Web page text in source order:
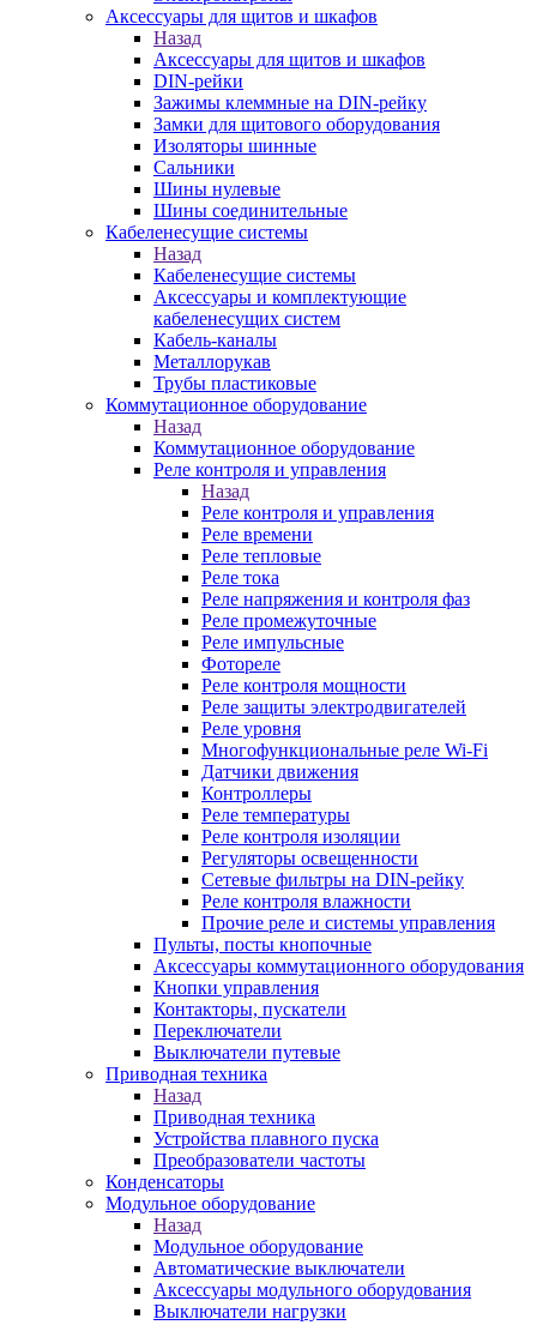
Аксессуары для щитов и шкафов
Назад
Аксессуары для щитов и шкафов
DIN-рейки
Зажимы клеммные на DIN-рейку
Замки для щитового оборудования
Изоляторы шинные
Сальники
Шины нулевые
Шины соединительные
Кабеленесущие системы
Назад
Кабеленесущие системы
Аксессуары и комплектующие
кабеленесущих систем
Кабель-каналы
Металлорукав
Трубы пластиковые
Коммутационное оборудование
Назад
Коммутационное оборудование
Реле контроля и управления
Назад
Реле контроля и управления
Реле времени
Реле тепловые
Реле тока
Реле напряжения и контроля фаз
Реле промежуточные
Реле импульсные
Фотореле
Реле контроля мощности
Реле защиты электродвигателей
Реле уровня
Многофункциональные реле Wi-Fi
Датчики движения
Контроллеры
Реле температуры
Реле контроля изоляции
Регуляторы освещенности
Сетевые фильтры на DIN-рейку
Реле контроля влажности
Прочие реле и системы управления
Пульты, посты кнопочные
Аксессуары коммутационного оборудования
Кнопки управления
Контакторы, пускатели
Переключатели
Выключатели путевые
Приводная техника
Назад
Приводная техника
Устройства плавного пуска
Преобразователи частоты
Конденсаторы
Модульное оборудование
Назад
Модульное оборудование
Автоматические выключатели
Аксессуары модульного оборудования
Выключатели нагрузки